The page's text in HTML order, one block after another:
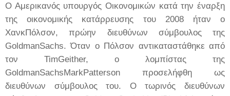
Ο Αμερικανός υπουργός Οικονομικών κατά την έναρξη
της οικονομικής κατάρρευσης του 2008 ήταν ο
ΧανκΠόλσον, πρώην διευθύνων σύμβουλος της
GoldmanSachs. Όταν ο Πόλσον αντικαταστάθηκε από
τον TimGeither, ο λομπίστας της
GoldmanSachsMarkPatterson προσελήφθη ως
διευθύνων σύμβουλος του. Ο τωρινός διευθύνων